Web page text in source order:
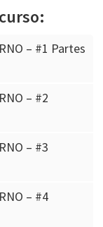
– #1 Partes
– #2
– #3
– #4